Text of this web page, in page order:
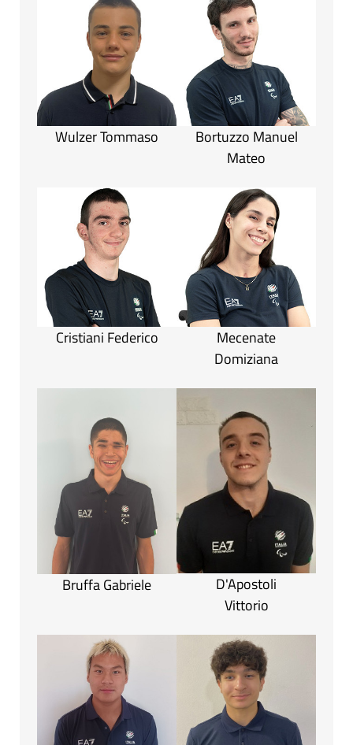
Wulzer Tommaso
Bortuzzo Manuel
Mateo
Cristiani Federico
Mecenate
Domiziana
Bruffa Gabriele
D'Apostoli
Vittorio